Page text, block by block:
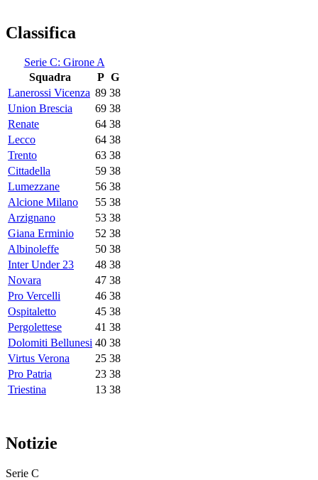
Classifica
Serie C: Girone A
Squadra
P G
Lanerossi Vicenza 89 38
Union Brescia
69 38
Renate
64 38
Lecco
64 38
Trento
63 38
Cittadella
59 38
Lumezzane
56 38
Alcione Milano
55 38
Arzignano
53 38
Giana Erminio
52 38
Albinoleffe
50 38
Inter Under 23
48 38
Novara
47 38
Pro Vercelli
46 38
Ospitaletto
45 38
Pergolettese
41 38
Dolomiti Bellunesi 40 38
Virtus Verona
25 38
Pro Patria
23 38
Triestina
13 38
Notizie
Serie C